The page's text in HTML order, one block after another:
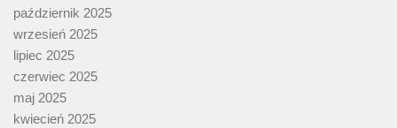
październik 2025
wrzesień 2025
lipiec 2025
czerwiec 2025
maj 2025
kwiecień 2025